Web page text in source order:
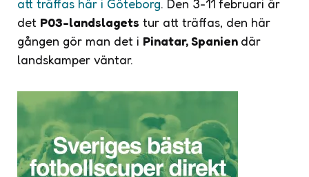
att träffas här i Göteborg. Den 3-11 februari är
det P03-landslagets tur att träffas, den här
gången gör man det i Pinatar, Spanien där
landskamper väntar.